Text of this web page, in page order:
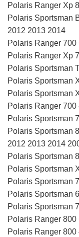
Polaris Ranger Xp
Polaris Sportsman
2012 2013 2014
Polaris Ranger
Polaris Ranger Xp
Polaris Sportsman
Polaris Sportsman
Polaris Sportsman
Polaris Ranger
Polaris Sportsman
Polaris Sportsman
2012 2013 2014
Polaris Sportsman
Polaris Sportsman
Polaris Sportsman
Polaris Sportsman
Polaris Sportsman
Polaris Ranger
Polaris Ranger